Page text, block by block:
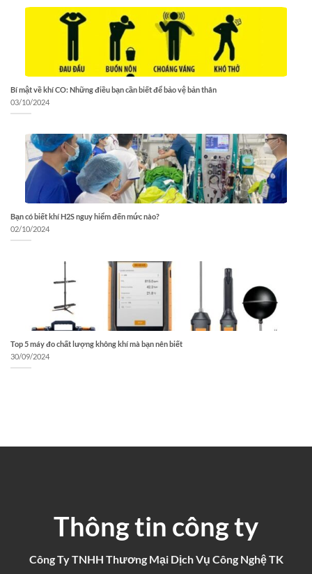
Bí mật về khí CO: Những điều bạn cần biết để bảo vệ bản thân
03/10/2024
Bạn có biết khí H2S nguy hiểm đến mức nào?
02/10/2024
Top 5 máy đo chất lượng không khí mà bạn nên biết
30/09/2024
Thông tin công ty
Công Ty TNHH Thương Mại Dịch Vụ Công Nghệ TK